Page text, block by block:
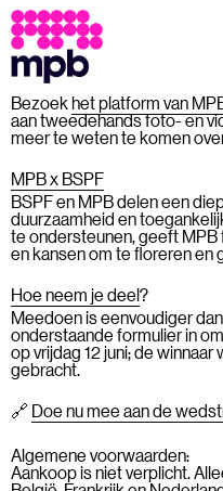
Bezoekhet platform van
aan tweedehands foto- en
meer te weten te komen
MPB x BSPF
BSPF en MPB delen een
duurzaamheid en
te ondersteunen, geeft
en kansen om te floreren en
Hoe neem je deel?
Meedoen is eenvoudiger
onderstaande formulier in
op vrijdag 12 juni; de
gebracht.
🔗 Doe nu mee aan de
Algemene voorwaarden:
Aankoop is niet verplicht.